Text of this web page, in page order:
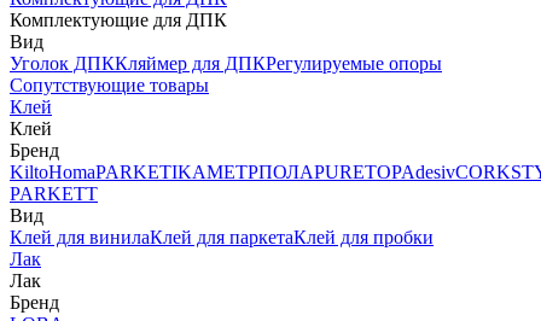
Комплектующие для ДПК
Вид
Уголок ДПККляймер для ДПКРегулируемые опоры
Сопутствующие товары
Клей
Клей
Бренд
KiltoHomaPARKETIKAМЕТРПОЛАPURETOPAdesiv
PARKETT
Вид
Клей для винилаКлей для паркетаКлей для пробки
Лак
Лак
Бренд